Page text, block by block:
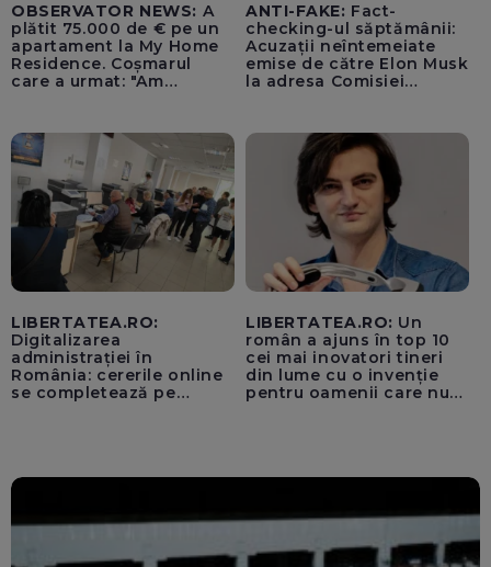
OBSERVATOR NEWS: A
plătit 75.000 de € pe un
apartament la My Home
Residence. Coșmarul
care a urmat: "Am
ANTI-FAKE: Fact-
checking-ul săptămânii:
Acuzații neîntemeiate
emise de către Elon Musk
la adresa Comisiei
pentru instaurarea
„cenzurii” pe platforma X
LIBERTATEA.RO:
Digitalizarea
administrației în
România: cererile online
se completează pe
LIBERTATEA.RO: Un
român a ajuns în top 10
cei mai inovatori tineri
din lume cu o invenție
pentru oamenii care nu